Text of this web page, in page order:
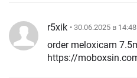
r5xik • 30.06.2025 в 14:48
order meloxicam
https://